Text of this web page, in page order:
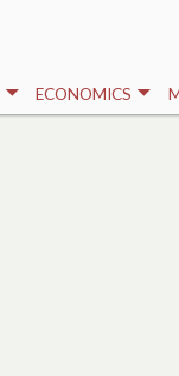
ECONOMICS